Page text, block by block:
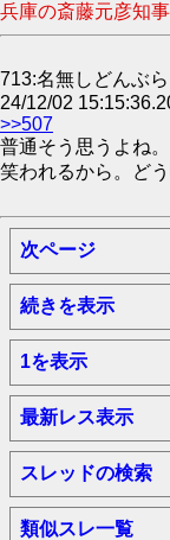
兵庫の斎藤元彦知
713:名無しどんぶら
24/12/02
>>507
普通そう思うよね
笑われるから。ど
次ページ
続きを表示
1を表示
最新レス表示
スレッドの検索
類似スレ一覧